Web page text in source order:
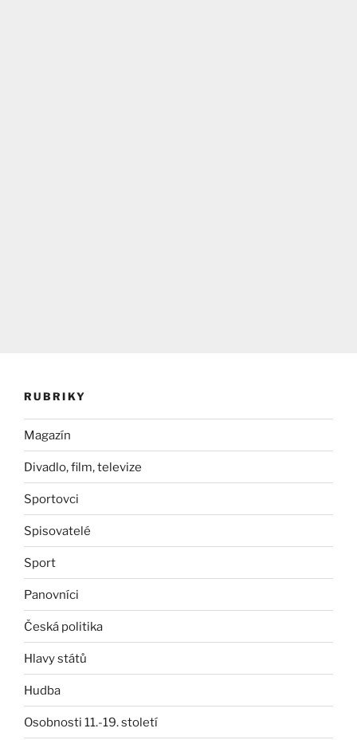
RUBRIKY
Magazín
Divadlo, film, televize
Sportovci
Spisovatelé
Sport
Panovníci
Česká politika
Hlavy států
Hudba
Osobnosti 11.-19. století